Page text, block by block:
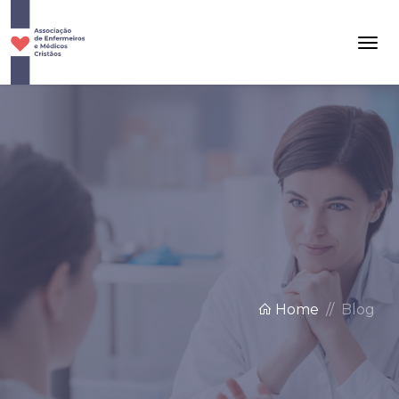
Home Blog